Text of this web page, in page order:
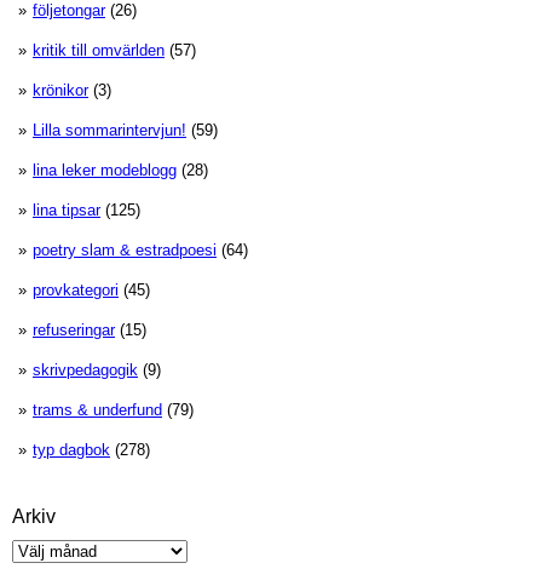
följetongar(26)
kritik till omvärlden (57)
krönikor(3)
Lilla sommarintervjun! (59)
lina leker modeblogg (28)
lina tipsar(125)
poetry slam & estradpoesi (64)
provkategori (45)
refuseringar(15)
skrivpedagogik (9)
trams & underfund (79)
typ dagbok (278)
Arkiv
Arkiv